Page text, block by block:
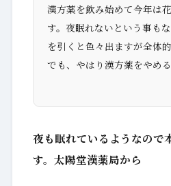
漢方薬を飲み始めて今年は
す。夜眠れないという事も
を引くと色々出ますが全体
でも、やはり漢方薬をやめる
夜も眠れているようなので
す。太陽堂漢薬局から